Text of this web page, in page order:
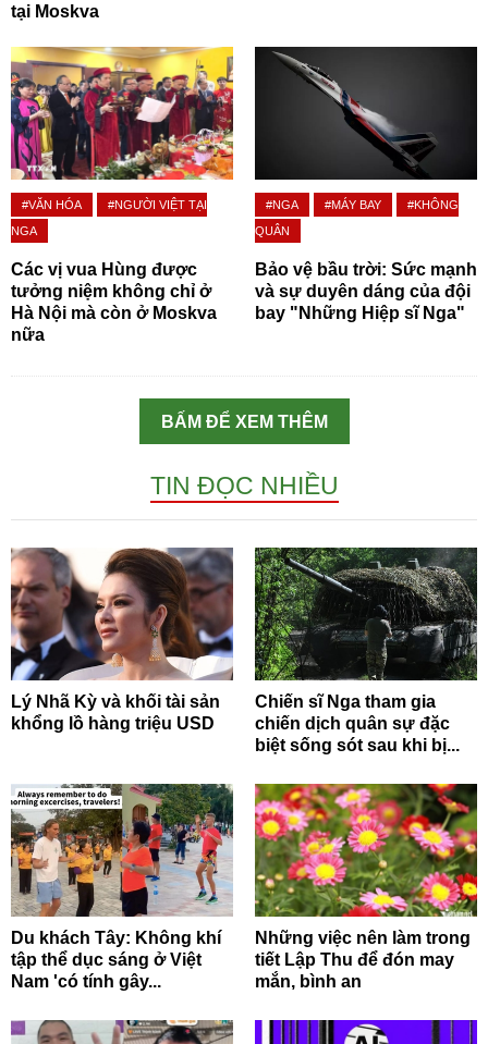
tại Moskva
#VĂN HÓA
#NGƯỜI VIỆT TẠI
NGA
Các vị vua Hùng được
tưởng niệm không chỉ ở
Hà Nội mà còn ở Moskva
nữa
#NGA #MÁY BAY
#KHÔNG
QUÂN
Bảo vệ bầu trời: Sức mạnh
và sự duyên dáng của đội
bay "Những Hiệp sĩ Nga"
BẤM ĐỂ XEM THÊM
TIN ĐỌC NHIỀU
Lý Nhã Kỳ và khối tài sản
khổng lồ hàng triệu USD
Chiến sĩ Nga tham gia
chiến dịch quân sự đặc
biệt sống sót sau khi bị...
Du khách Tây: Không khí
tập thể dục sáng ở Việt
Nam 'có tính gây...
Những việc nên làm trong
tiết Lập Thu để đón may
mắn, bình an